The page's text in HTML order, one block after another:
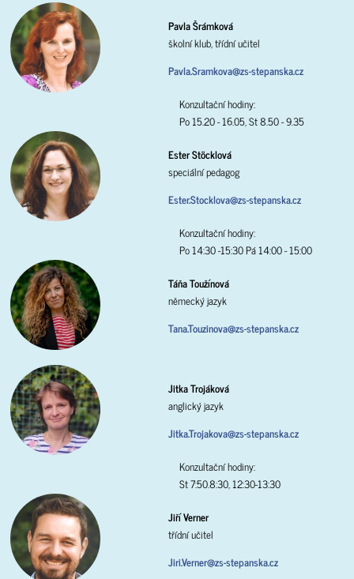
Pavla Šrámková
školní klub, třídní učitel
Pavla.Sramkova@zs-stepanska.cz
Konzultační hodiny:
Po 15.20 - 16.05, St 8.50 - 9.35
Ester Stöcklová
speciální pedagog
Ester.Stocklova@zs-stepanska.cz
Konzultační hodiny:
Po 14:30 -15:30 Pá 14:00 - 15:00
Táňa Toužínová
německý jazyk
Tana.Touzinova@zs-stepanska.cz
Jitka Trojáková
anglický jazyk
Jitka.Trojakova@zs-stepanska.cz
Konzultační hodiny:
St 7:50.8:30, 12:30-13:30
Jiří Verner
třídní učitel
Jiri.Verner@zs-stepanska.cz